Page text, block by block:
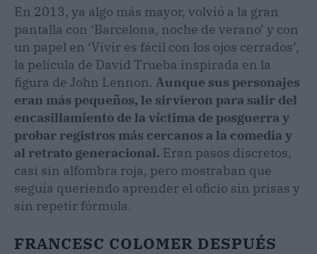
En 2013, ya algo más mayor, volvió a la gran
pantalla con ‘Barcelona, noche de verano’ y con
un papel en ‘Vivir es fácil con los ojos cerrados’,
la película de David Trueba inspirada en la
figura de John Lennon. Aunque sus personajes
eran más pequeños, le sirvieron para salir del
encasillamiento de la víctima de posguerra y
probar registros más cercanos a la comedia y
al retrato generacional. Eran pasos discretos,
casi sin alfombra roja, pero mostraban que
seguía queriendo aprender el oficio sin prisas y
sin repetir fórmula.
FRANCESC COLOMER DESPUÉS